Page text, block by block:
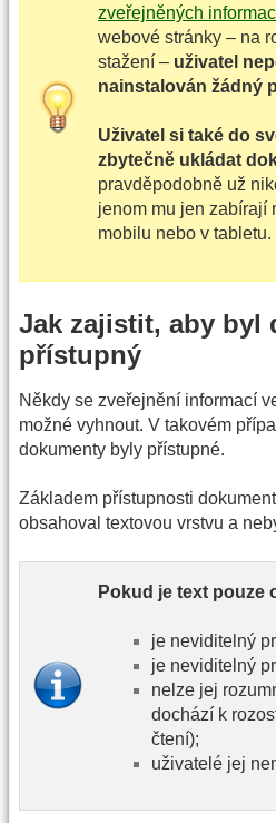
zveřejněných
webové stránky – na
stažení – uživatel
nainstalován žádný
Uživatel si také do
zbytečně ukládat
pravděpodobně už
jenom mu jen zabírají
mobilu nebo v tabletu.
Jak zajistit, aby byl
přístupný
Někdy se zveřejnění informací
možné vyhnout. V takovém
dokumenty byly přístupné.
Základem přístupnosti
obsahoval textovou vrstvu a
Pokud je text pouze
je neviditelný
je neviditelný
nelze jej
dochází k
čtení);
uživatelé jej